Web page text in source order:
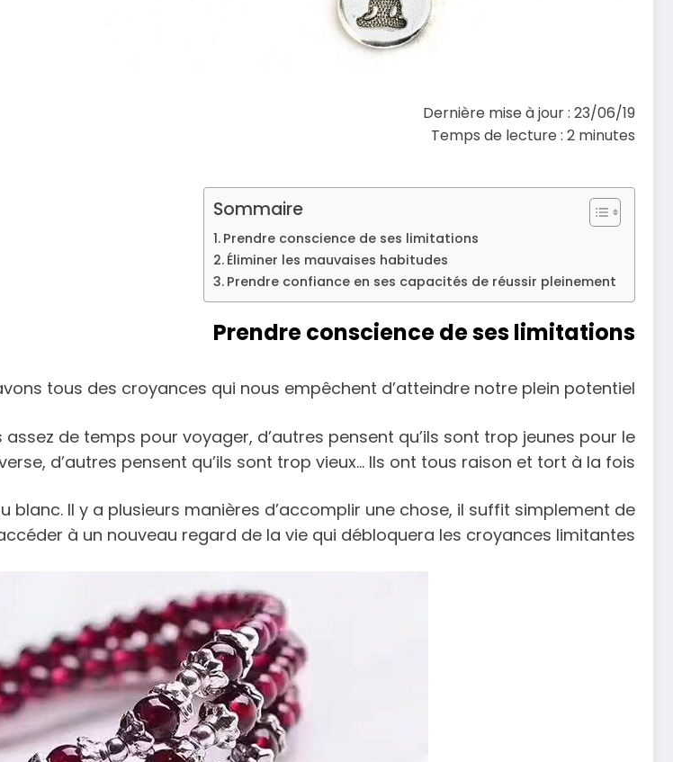
Dernière mise à jour : 23/06/19
Temps de lecture : 2 minutes
Sommaire
Prendre conscience de ses limitations
Éliminer les mauvaises habitudes
Prendre confiance en ses capacités de réussir pleinement
Prendre conscience de ses limitations
tous des croyances qui nous empêchent d’atteindre notre plein potentiel.
de temps pour voyager, d’autres pensent qu’ils sont trop jeunes pour le
d’autres pensent qu’ils sont trop vieux… Ils ont tous raison et tort à la fois.
blanc. Il y a plusieurs manières d’accomplir une chose, il suffit simplement de
à un nouveau regard de la vie qui débloquera les croyances limitantes.